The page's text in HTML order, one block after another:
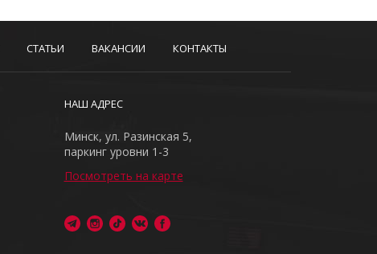
СТАТЬИ ВАКАНСИИ КОНТАКТЫ
НАШ АДРЕС
Минск, ул. Разинская 5,
паркинг уровни 1-3
Посмотреть на карте